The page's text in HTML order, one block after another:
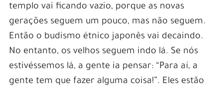
templo vai ficando vazio, porque as novas
gerações seguem um pouco, mas não seguem.
Então o budismo étnico japonês vai decaindo.
No entanto, os velhos seguem indo lá. Se nós
estivéssemos lá, a gente ia pensar: “Para aí, a
gente tem que fazer alguma coisa!”. Eles estão